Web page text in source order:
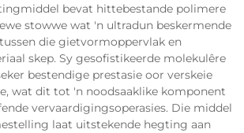
bevat hittebestande polimere
stowwe wat 'n ultradun beskermende
die gietvormoppervlak en
skep. Sy gesofistikeerde molekulêre
bestendige prestasie oor verskeie
wat dit tot 'n noodsaaklike komponent
vervaardigingsoperasies. Die middel
laat uitstekende hegting aan